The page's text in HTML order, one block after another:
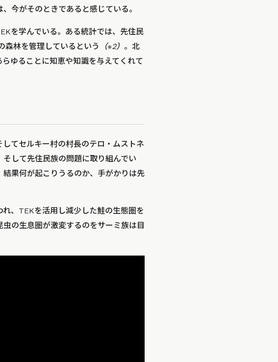
今がそのときであると感じている。
を学んでいる。ある統計では、先住民
森林を管理しているという
（※2） 。北
ゆることに知恵や知識を与えてくれて
てセルキー村の村長のテロ・ムストネ
して先住民族の問題に取り組んでい
果何が起こりうるのか、手がかりは先
れ、TEKを活用し減少した鮭の生態圏を
の生息圏が激変するのをサーミ族は目